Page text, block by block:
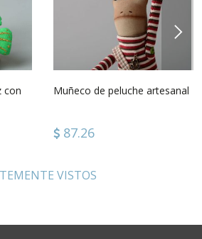
con
Muñeco de peluche artesanal
87.26
NEXT
VISTOS